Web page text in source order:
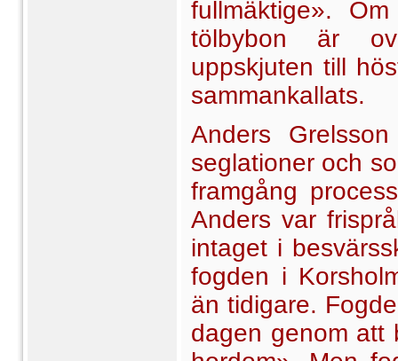
fullmäktige».
tölbybon är
uppskjuten till
sammankallats.
Anders
seglationer och
framgång
Anders var
intaget i
fogden i
än tidigare.
dagen genom att